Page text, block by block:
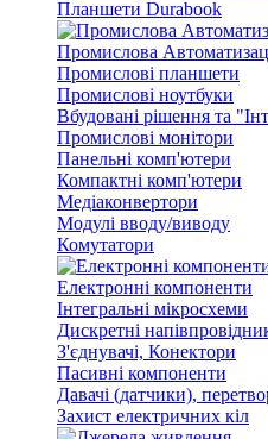
Планшети Durabook
Промислова
Промислові планшети
Промислові ноутбуки
Вбудовані рішення та
Промислові монітори
Панельні комп'ютери
Компактні комп'ютери
Медіаконвертори
Модулі вводу/виводу
Комутатори
Електронні компоненти
Інтегральні мікросхеми
Дискретні
З'єднувачі, Конектори
Пасивні компоненти
Давачі (датчики),
Захист електричних кіл